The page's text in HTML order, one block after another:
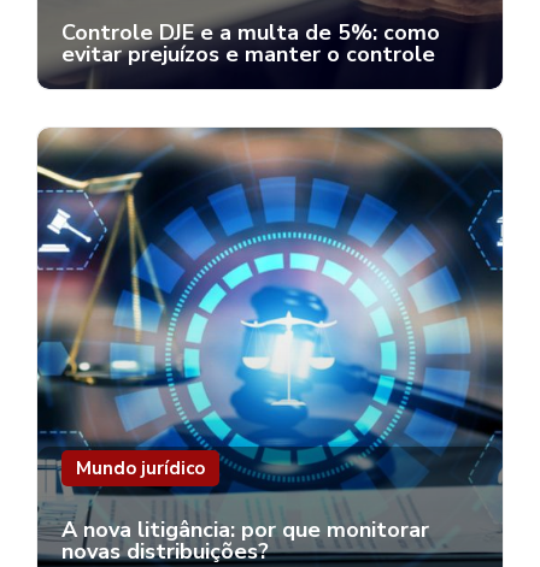
Controle DJE e a multa de 5%: como
evitar prejuízos e manter o controle
Mundo jurídico
A nova litigância: por que monitorar
novas distribuições?